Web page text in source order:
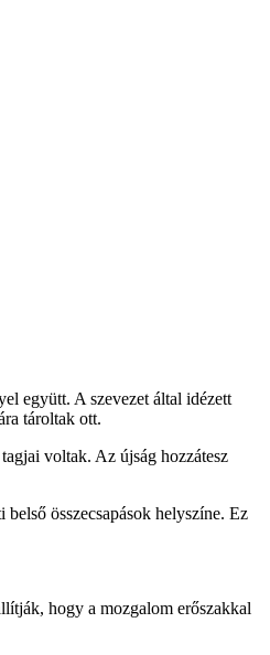
együtt. A szevezet által idézett
tároltak ott.
voltak. Az újság hozzátesz
összecsapások helyszíne. Ez
hogy a mozgalom erőszakkal